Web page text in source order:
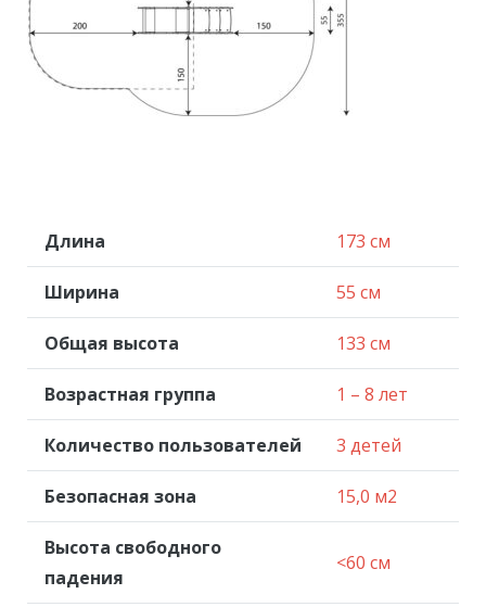
Длина 173 см
Ширина 55 см
Общая высота 133 см
Возрастная группа 1 – 8 лет
Количество пользователей 3 детей
Безопасная зона 15,0 м2
Высота свободного
падения
<60 см